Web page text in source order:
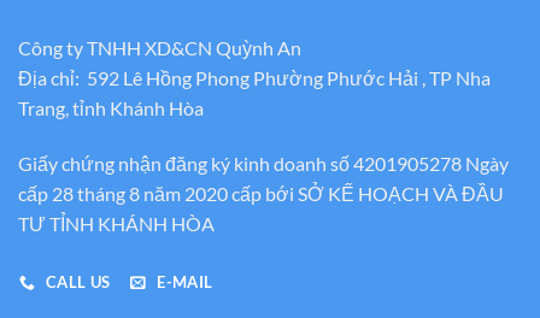
Công ty TNHH XD&CN Quỳnh An
Địa chỉ: 592 Lê Hồng Phong Phường Phước Hải , TP Nha
Trang, tỉnh Khánh Hòa
Giấy chứng nhận đăng ký kinh doanh số 4201905278 Ngày
cấp 28 tháng 8 năm 2020 cấp bới SỞ KẾ HOẠCH VÀ ĐẦU
TƯ TỈNH KHÁNH HÒA
CALL US E-MAIL